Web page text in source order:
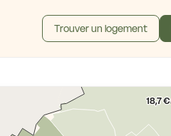
Trouver un logement
18,7 €